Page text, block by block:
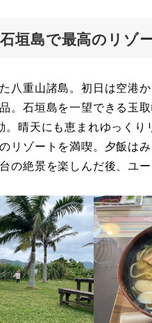
垣島で最高のリゾ
八重山諸島。初日は空港
。石垣島を一望できる玉
。晴天にも恵まれゆっく
リゾートを満喫。夕飯は
の絶景を楽しんだ後、ユ